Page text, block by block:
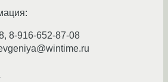
8-916-652-87-08